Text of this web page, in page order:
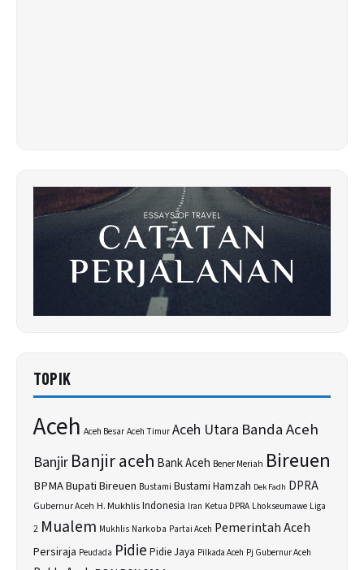
TOPIK
Aceh Aceh BesarAceh TimurAceh Utara Banda Aceh
BanjirBanjir aceh Bank Aceh Bener Meriah Bireuen
BPMABupati Bireuen Bustami Bustami Hamzah Dek Fadh DPRA
Gubernur Aceh H. MukhlisIndonesia Iran Ketua DPRA Lhokseumawe Liga
2 Mualem Mukhlis Narkoba Partai Aceh Pemerintah Aceh
Persiraja Peudada Pidie Pidie Jaya Pilkada Aceh Pj Gubernur Aceh